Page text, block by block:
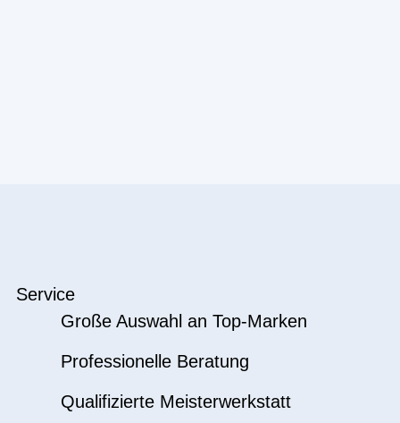
Service
Große Auswahl an Top-Marken
Professionelle Beratung
Qualifizierte Meisterwerkstatt